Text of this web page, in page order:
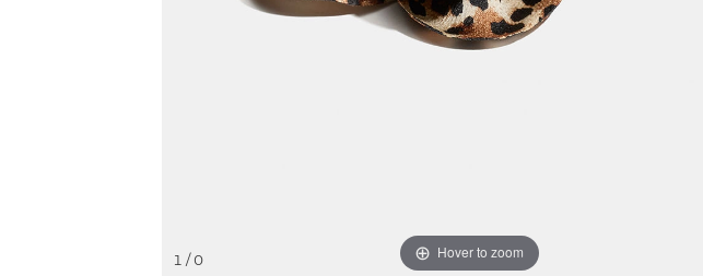
Hover to zoom
1 / 0